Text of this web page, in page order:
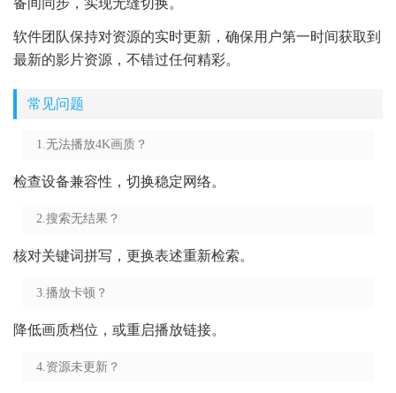
备间同步，实现无缝切换。
软件团队保持对资源的实时更新，确保用户第一时间获取到
最新的影片资源，不错过任何精彩。
常见问题
1.无法播放4K画质？
检查设备兼容性，切换稳定网络。
2.搜索无结果？
核对关键词拼写，更换表述重新检索。
3.播放卡顿？
降低画质档位，或重启播放链接。
4.资源未更新？